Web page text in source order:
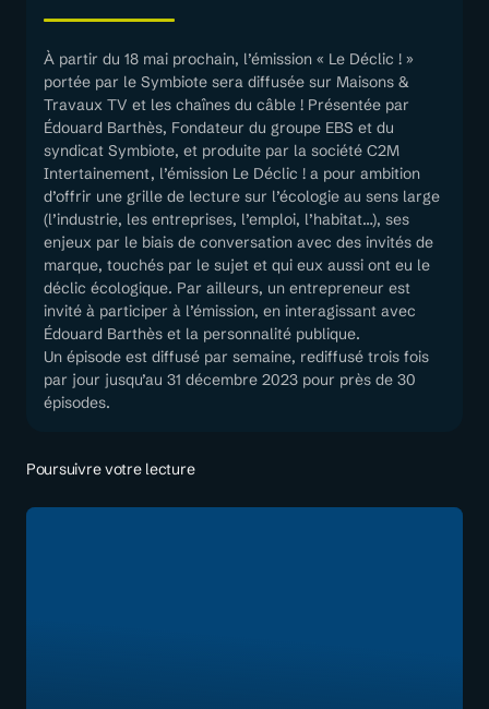
À partir du 18 mai prochain, l’émission « Le Déclic ! »
portée par le Symbiote sera diffusée sur Maisons &
Travaux TV et les chaînes du câble ! Présentée par
Édouard Barthès, Fondateur du groupe EBS et du
syndicat Symbiote, et produite par la société C2M
Intertainement, l’émission Le Déclic ! a pour ambition
d’offrir une grille de lecture sur l’écologie au sens large
(l’industrie, les entreprises, l’emploi, l’habitat…), ses
enjeux par le biais de conversation avec des invités de
marque, touchés par le sujet et qui eux aussi ont eu le
déclic écologique. Par ailleurs, un entrepreneur est
invité à participer à l’émission, en interagissant avec
Édouard Barthès et la personnalité publique.
Un épisode est diffusé par semaine, rediffusé trois fois
par jour jusqu’au 31 décembre 2023 pour près de 30
épisodes.
Poursuivre votre lecture